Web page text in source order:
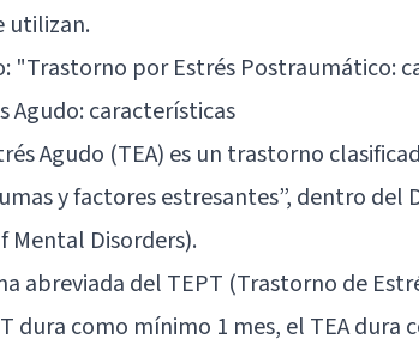
utilizan.
"Trastorno por Estrés Postraumático:
Agudo: características
Agudo (TEA) es un trastorno
y factores estresantes”, dentro del
Mental Disorders).
abreviada del TEPT (Trastorno de
dura como mínimo 1 mes, el TEA dura